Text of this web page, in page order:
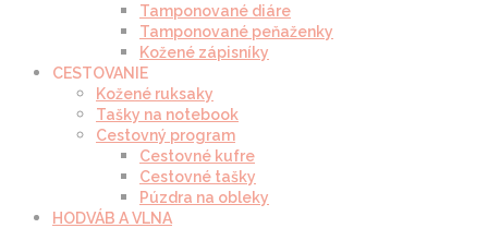
Tamponované diáre
Tamponované peňaženky
Kožené zápisníky
CESTOVANIE
Kožené ruksaky
Tašky na notebook
Cestovný program
Cestovné kufre
Cestovné tašky
Púzdra na obleky
HODVÁB A VLNA